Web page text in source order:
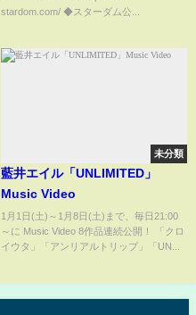
stardom.com/ ◆スターダム公...
未分類
藍井エイル「UNLIMITED」
Music Video
1月1日(土)～1月8日(土)まで、毎日21:00
～に Music Video 8作品連続公開！ 「クロ
イウタ」「アンリアルトリップ」「UN...